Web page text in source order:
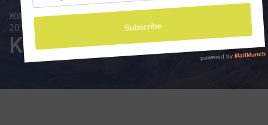
www.ilumio.cz Fotografické expedice
2013
Kanada 2013